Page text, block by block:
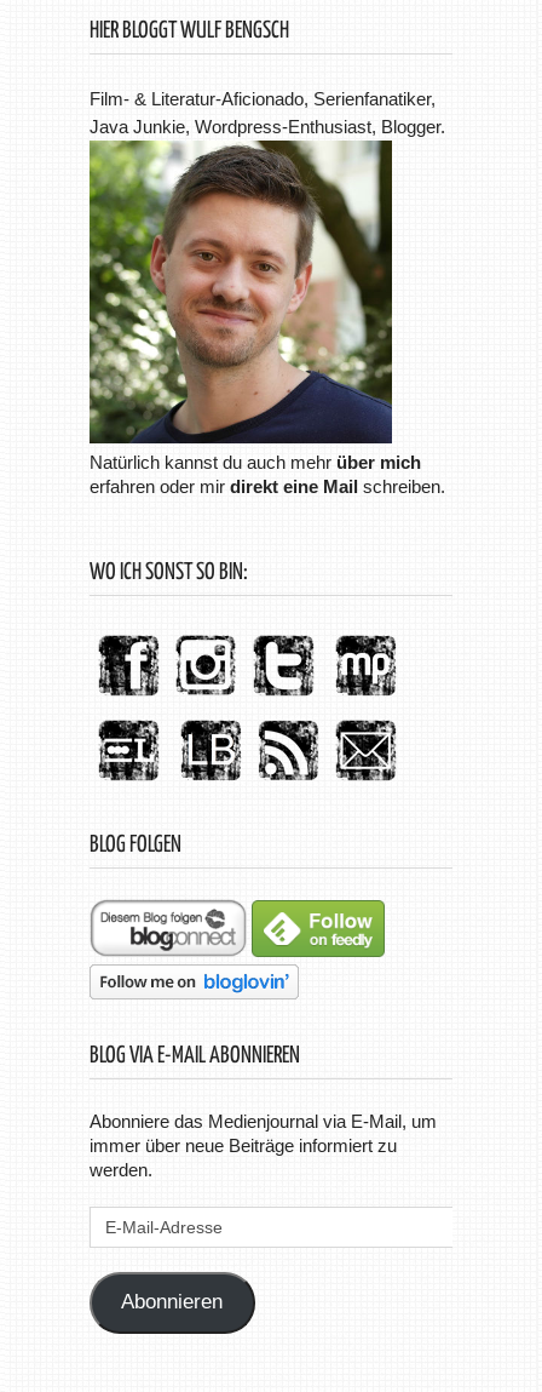
HIER BLOGGT WULF BENGSCH
Film- & Literatur-Aficionado, Serienfanatiker,
Java Junkie, Wordpress-Enthusiast, Blogger.
Natürlich kannst du auch mehr über mich
erfahren oder mir direkt eine Mailschreiben.
WO ICH SONST SO BIN:
BLOG FOLGEN
BLOG VIA E-MAIL ABONNIEREN
Abonniere das Medienjournal via E-Mail, um
immer über neue Beiträge informiert zu
werden.
Abonnieren